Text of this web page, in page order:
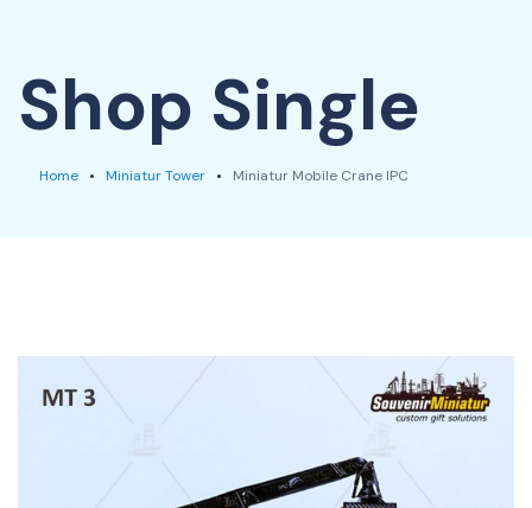
Shop Single
Home Miniatur Tower Miniatur Mobile Crane IPC